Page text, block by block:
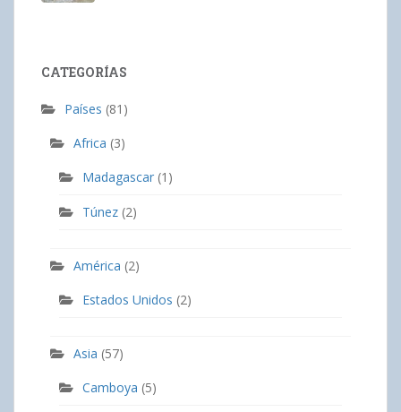
CATEGORÍAS
Países (81)
Africa (3)
Madagascar (1)
Túnez (2)
América (2)
Estados Unidos (2)
Asia (57)
Camboya (5)